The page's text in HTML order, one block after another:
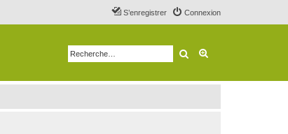
Connexion
S’enregistrer
Rechercher